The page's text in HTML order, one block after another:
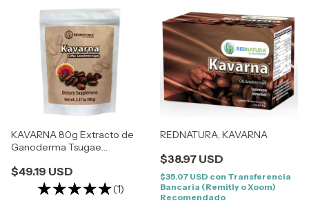
KAVARNA 80g Extracto de
Ganoderma Tsugae
$49.19 USD
(1)
REDNATURA, KAVARNA
$38.97 USD
$35.07 USD con Transferencia
Bancaria (Remitly o Xoom)
Recomendado